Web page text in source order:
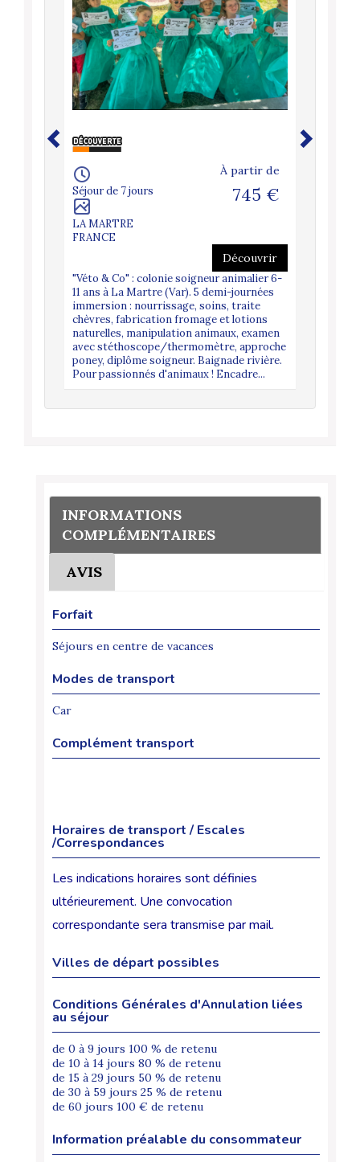
Séjour de 7 jours
LA MARTRE
FRANCE
À partir de
745 €
Découvrir
"Véto & Co" : colonie soigneur animalier 6-
11 ans à La Martre (Var). 5 demi-journées
immersion : nourrissage, soins, traite
chèvres, fabrication fromage et lotions
naturelles, manipulation animaux, examen
avec stéthoscope/thermomètre, approche
poney, diplôme soigneur. Baignade rivière.
Pour passionnés d'animaux ! Encadre...
INFORMATIONS
COMPLÉMENTAIRES
AVIS
Forfait
Séjours en centre de vacances
Modes de transport
Car
Complément transport
Horaires de transport / Escales
/Correspondances
Les indications horaires sont définies
ultérieurement. Une convocation
correspondante sera transmise par mail.
Villes de départ possibles
Conditions Générales d'Annulation liées
au séjour
de 0 à 9 jours 100 % de retenu
de 10 à 14 jours 80 % de retenu
de 15 à 29 jours 50 % de retenu
de 30 à 59 jours 25 % de retenu
de 60 jours 100 € de retenu
Information préalable du consommateur